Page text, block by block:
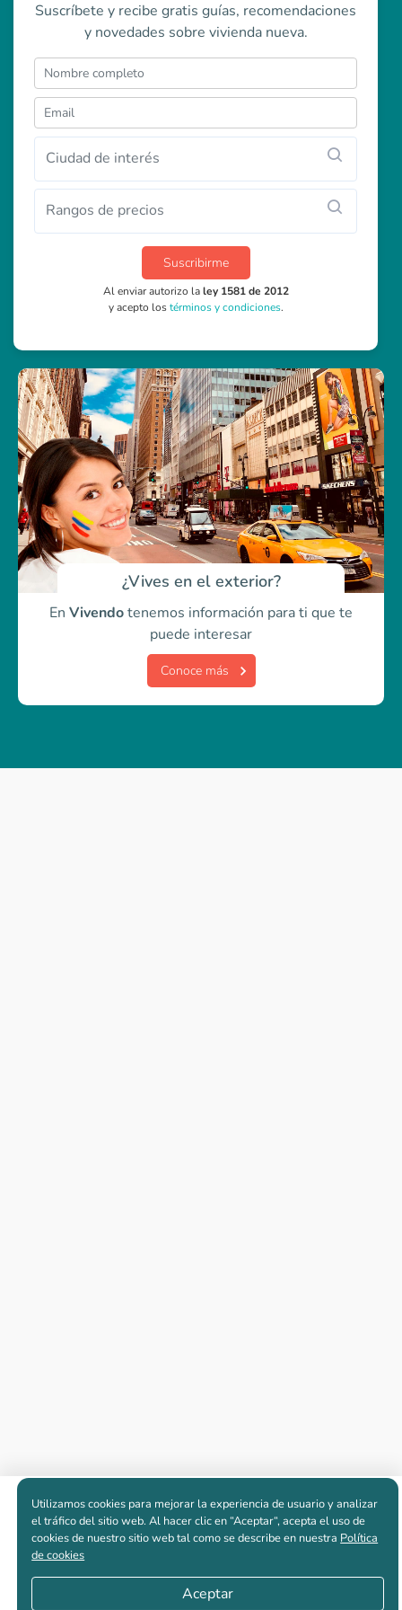
Suscríbete y recibe gratis guías, recomendaciones
y novedades sobre vivienda nueva.
Ciudad de interés
Rangos de precios
Suscribirme
Al enviar autorizo laley 1581 de 2012
y acepto lostérminos y condiciones.
¿Vives en el exterior?
En Vivendotenemos información para ti que te
puede interesar
Conoce más
Apartamentos nuevos
Casas nuevas en venta
Utilizamos cookies para mejorar la experiencia de usuario y analizar
el tráfico del sitio web. Al hacer clic en “Aceptar“, acepta el uso de
cookies de nuestro sitio web tal como se describe en nuestra Política
de cookies
Aceptar